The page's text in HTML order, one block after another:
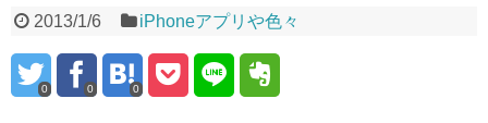
2013/1/6 iPhoneアプリや色々
0 0 0